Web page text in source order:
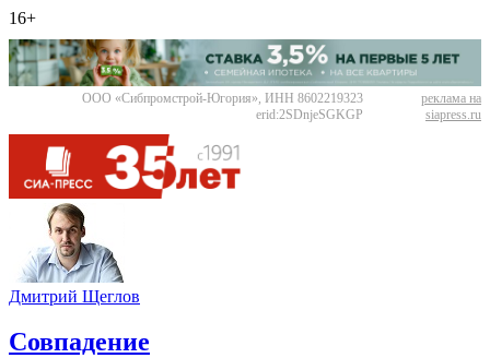
16+
ООО «Сибпромстрой-Югория», ИНН 8602219323
erid:2SDnjeSGKGP
реклама на
siapress.ru
Дмитрий Щеглов
​Совпадение